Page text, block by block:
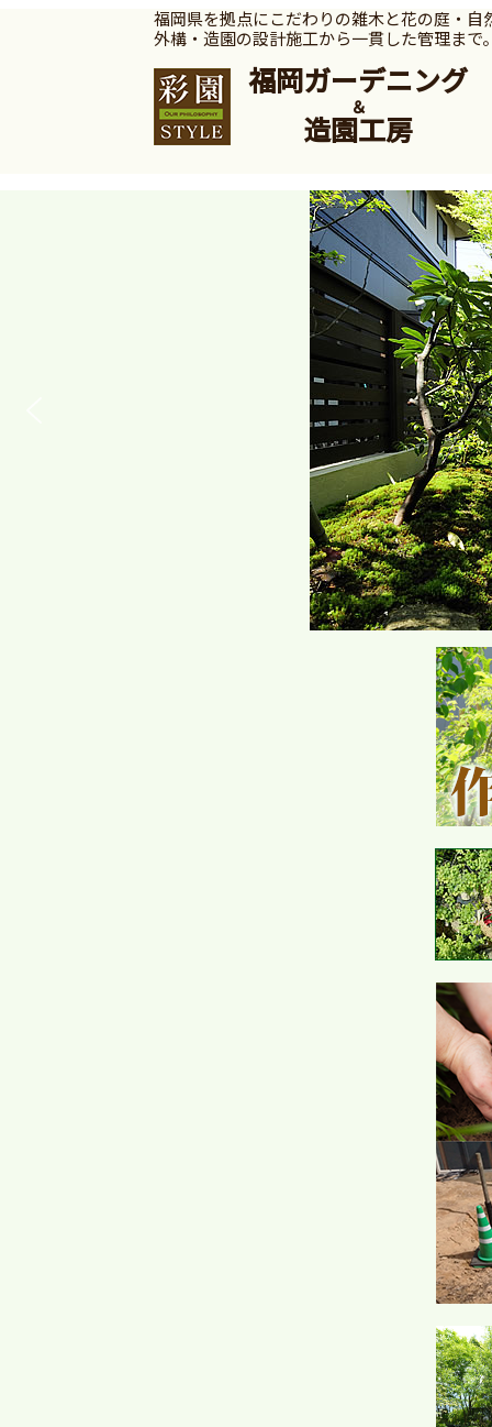
福岡県を拠点にこだわりの雑木と花の庭・
外構・造園の設計施工から一貫した管理まで
福岡ガーデニング
＆
造園工房